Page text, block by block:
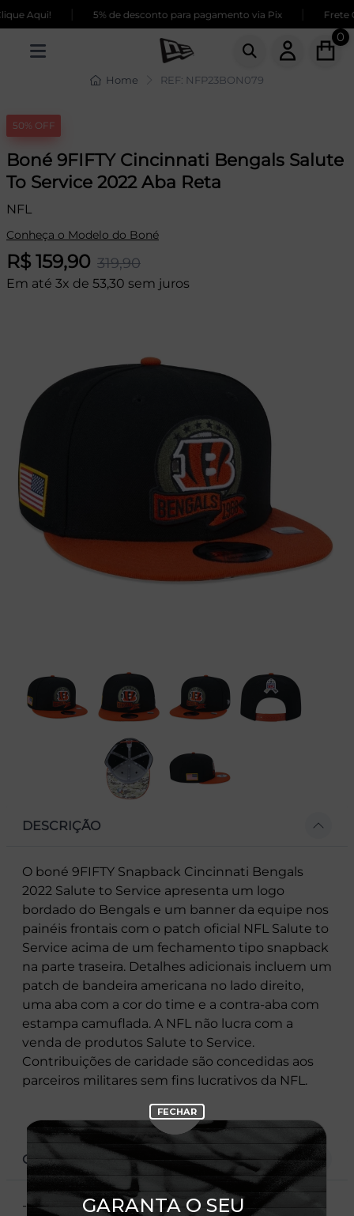
Aqui! 5% de desconto para pagamento via Pix Frete
0
Home REF: NFP23BON079
50% OFF
Boné 9FIFTY Cincinnati Bengals Salute
To Service 2022 Aba Reta
NFL
Conheça o Modelo do Boné
R$ 159,90 319,90
Em até 3x de 53,30 sem juros
DESCRIÇÃO
O boné 9FIFTY Snapback Cincinnati Bengals
2022 Salute to Service apresenta um logo
bordado do Bengals e um banner da equipe nos
painéis frontais com o patch oficial NFL Salute to
Service acima de um fechamento tipo snapback
na parte traseira. Detalhes adicionais incluem um
patch de bandeira americana no lado direito,
uma aba com a cor do time e a contra-aba com
estampa camuflada. A NFL não lucra com a
venda de produtos Salute to Service.
Contribuições de caridade são concedidas aos
parceiros militares sem fins lucrativos da NFL.
CARACTERÍSTICAS
- Aba reta